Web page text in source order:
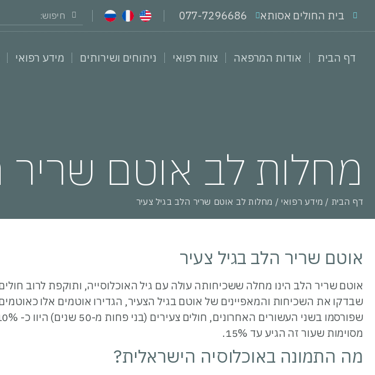
בית החולים אסותא 077-7296686
דף הבית אודות המרפאה צוות רפואי ניתוחים ושירותים מידע רפואי
מחלות לב אוטם שריר
דף הבית / מידע רפואי / מחלות לב אוטם שריר הלב בגיל צעיר
אוטם שריר הלב בגיל צעיר
מסוימות שעור זה הגיע עד 15%.
מה התמונה באוכלוסיה הישראלית?